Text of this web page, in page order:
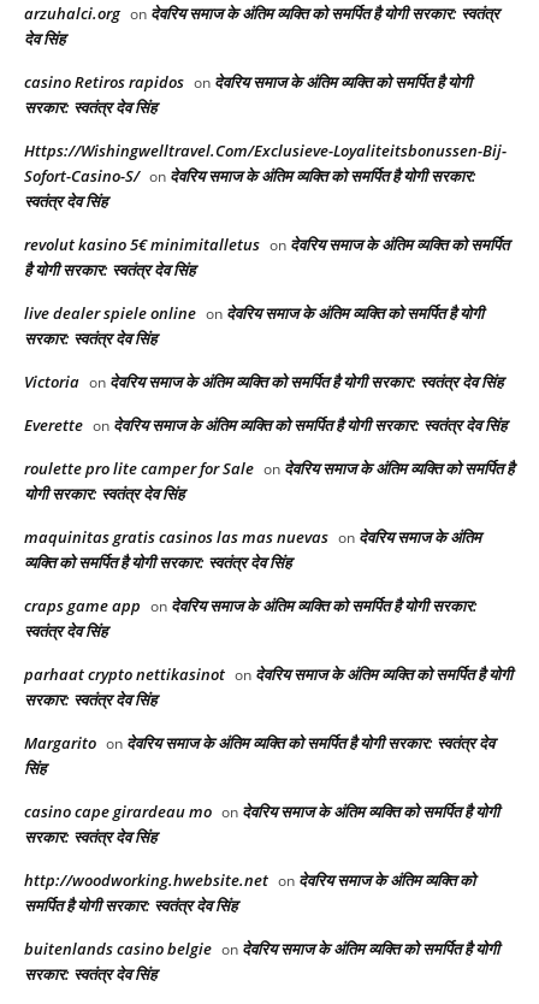
arzuhalci.org on देवरिय समाज के अंतिम व्यक्ति को समर्पित है योगी सरकार: स्वतंत्र
देव सिंह
casino Retiros rapidos on देवरिय समाज के अंतिम व्यक्ति को समर्पित है योगी
सरकार: स्वतंत्र देव सिंह
Https://Wishingwelltravel.Com/Exclusieve-Loyaliteitsbonussen-Bij-
Sofort-Casino-S/ on देवरिय समाज के अंतिम व्यक्ति को समर्पित है योगी सरकार:
स्वतंत्र देव सिंह
revolut kasino 5€ minimitalletus on देवरिय समाज के अंतिम व्यक्ति को समर्पित
है योगी सरकार: स्वतंत्र देव सिंह
live dealer spiele online on देवरिय समाज के अंतिम व्यक्ति को समर्पित है योगी
सरकार: स्वतंत्र देव सिंह
Victoria on देवरिय समाज के अंतिम व्यक्ति को समर्पित है योगी सरकार: स्वतंत्र देव सिंह
Everette on देवरिय समाज के अंतिम व्यक्ति को समर्पित है योगी सरकार: स्वतंत्र देव सिंह
roulette pro lite camper for Sale on देवरिय समाज के अंतिम व्यक्ति को समर्पित है
योगी सरकार: स्वतंत्र देव सिंह
maquinitas gratis casinos las mas nuevas on देवरिय समाज के अंतिम
व्यक्ति को समर्पित है योगी सरकार: स्वतंत्र देव सिंह
craps game app on देवरिय समाज के अंतिम व्यक्ति को समर्पित है योगी सरकार:
स्वतंत्र देव सिंह
parhaat crypto nettikasinot on देवरिय समाज के अंतिम व्यक्ति को समर्पित है योगी
सरकार: स्वतंत्र देव सिंह
Margarito on देवरिय समाज के अंतिम व्यक्ति को समर्पित है योगी सरकार: स्वतंत्र देव
सिंह
casino cape girardeau mo on देवरिय समाज के अंतिम व्यक्ति को समर्पित है योगी
सरकार: स्वतंत्र देव सिंह
http://woodworking.hwebsite.net on देवरिय समाज के अंतिम व्यक्ति को
समर्पित है योगी सरकार: स्वतंत्र देव सिंह
buitenlands casino belgie on देवरिय समाज के अंतिम व्यक्ति को समर्पित है योगी
सरकार: स्वतंत्र देव सिंह